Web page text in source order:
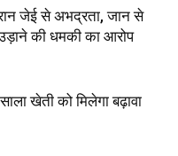
जेई से अभद्रता, जान से
उड़ाने की धमकी का आरोप
खेती को मिलेगा बढ़ावा